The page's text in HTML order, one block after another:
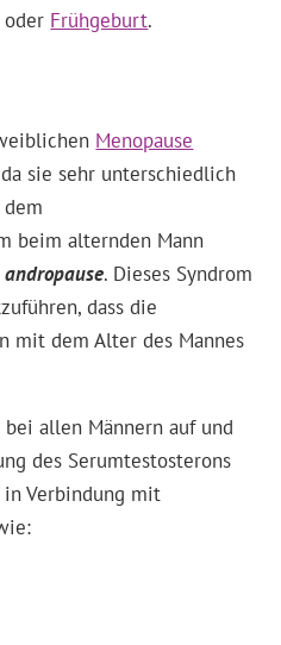
Frühgeburt.
Menopause
sie sehr unterschiedlich
beim alternden Mann
andropause. Dieses Syndrom
dass die
mit dem Alter des Mannes
allen Männern auf und
des Serumtestosterons
Verbindung mit